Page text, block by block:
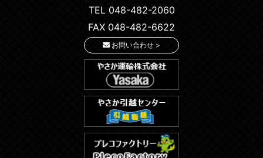
TEL 048-482-2060
FAX 048-482-6622
お問い合わせ >